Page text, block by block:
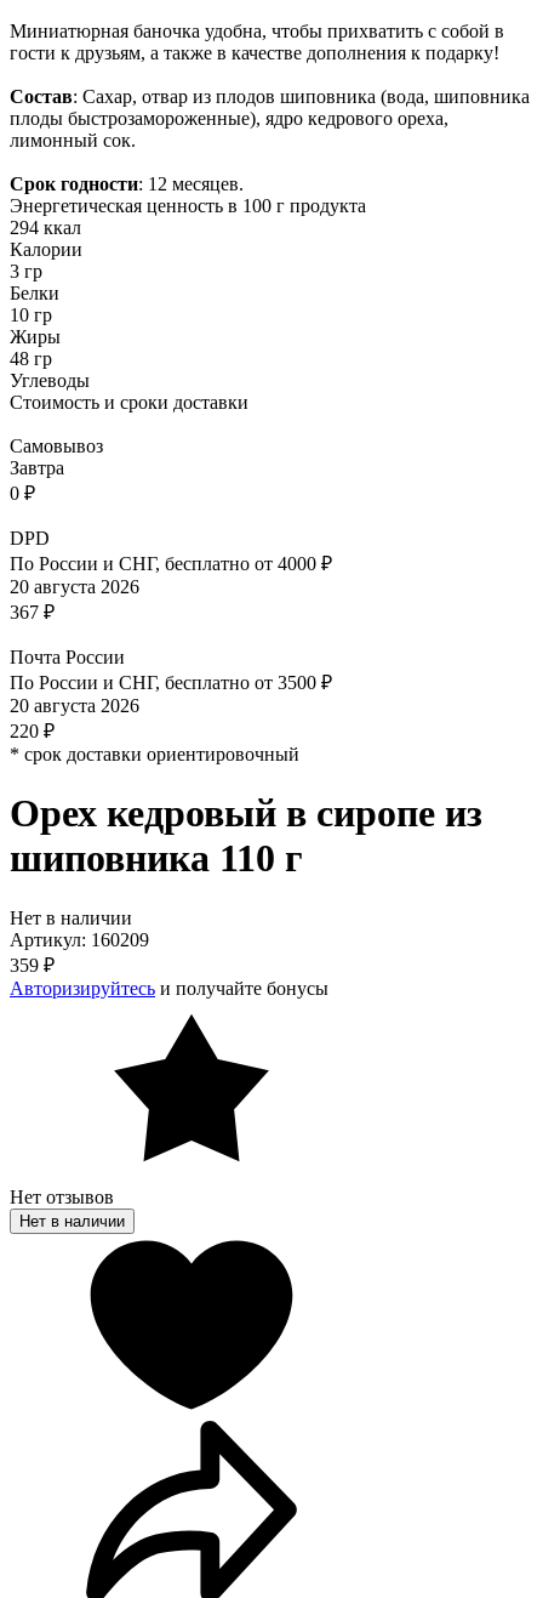
Миниатюрная баночка удобна, чтобы прихватить с собой в
гости к друзьям, а также в качестве дополнения к подарку!
Состав: Сахар, отвар из плодов шиповника (вода, шиповника
плоды быстрозамороженные), ядро кедрового ореха,
лимонный сок.
Срок годности: 12 месяцев.
Энергетическая ценность в 100 г продукта
294 ккал
Калории
3 гр
Белки
10 гр
Жиры
48 гр
Углеводы
Стоимость и сроки доставки
Самовывоз
Завтра
0 ₽
DPD
По России и СНГ, бесплатно от 4000 ₽
20 августа 2026
367 ₽
Почта России
По России и СНГ, бесплатно от 3500 ₽
20 августа 2026
220 ₽
* срок доставки ориентировочный
Орех кедровый в сиропе из
шиповника 110 г
Нет в наличии
Артикул: 160209
359 ₽
Авторизируйтесь и получайте бонусы
Нет отзывов
Нет в наличии